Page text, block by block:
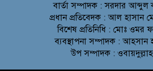
বার্তা সম্পাদক : সরদার আব্দুল
প্রধান প্রতিবেদক : আল হাসান
বিশেষ প্রতিনিধি : মোঃ ওমর
ব্যবস্থাপনা সম্পাদক : আহসান
উপ সম্পাদক : ওবায়দুল্লাহ